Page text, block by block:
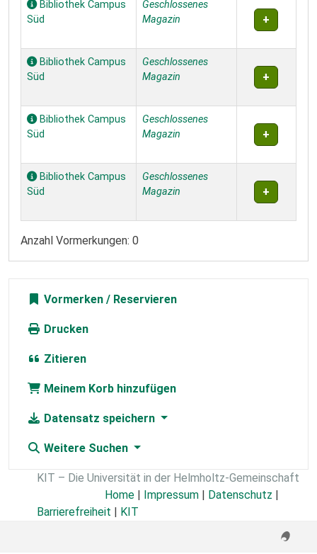
Bibliothek Campus
Süd
Geschlossenes
Magazin
Bibliothek Campus
Süd
Geschlossenes
Magazin
Bibliothek Campus
Süd
Geschlossenes
Magazin
Bibliothek Campus
Süd
Geschlossenes
Magazin
Anzahl Vormerkungen: 0
Vormerken
Drucken
Zitieren
Meinem Korb hinzufügen
Datensatz speichern
Weitere Suchen
KIT – Die Universität in der Helmholtz-Gemeinschaft
Home | Impressum | Datenschutz |
Barrierefreiheit | KIT